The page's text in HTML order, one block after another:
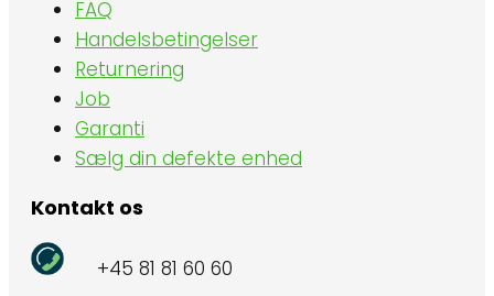
FAQ
Handelsbetingelser
Returnering
Job
Garanti
Sælg din defekte enhed
Kontakt os
+45 81 81 60 60